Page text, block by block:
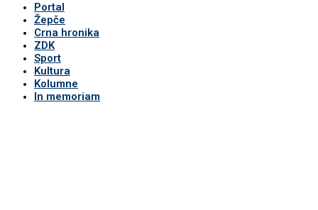
Portal
Žepče
Crna hronika
ZDK
Sport
Kultura
Kolumne
In memoriam